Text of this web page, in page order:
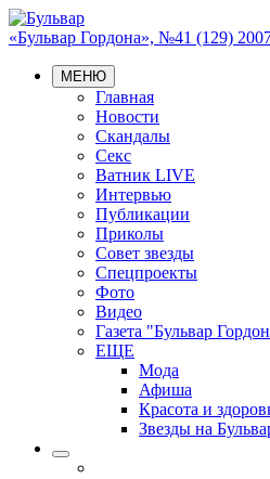
«Бульвар Гордона», №41 (129)
МЕНЮ
Главная
Новости
Скандалы
Секс
Ватник LIVE
Интервью
Публикации
Приколы
Совет звезды
Спецпроекты
Фото
Видео
Газета "Бульвар
ЕЩЕ
Мода
Афиша
Красота и
Звезды на